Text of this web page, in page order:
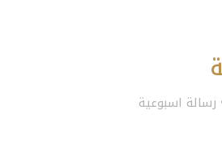
رسالة اسبوعية